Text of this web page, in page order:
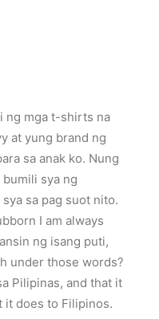
ng mga t-shirts na
at yung brand ng
sa anak ko. Nung
bumili sya ng
sa pag suot nito.
I am always
ng isang puti,
under those words?
Pilipinas, and that it
it does to Filipinos.